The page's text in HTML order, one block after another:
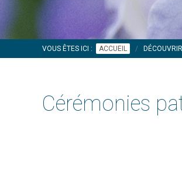
VOUS ÊTES ICI : ACCUEIL DÉCOUVRIR
Cérémonies